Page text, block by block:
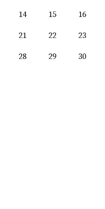
14 15
16
21 22
23
28 29
30